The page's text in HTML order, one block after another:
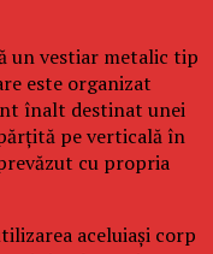
un vestiar metalic tip
este organizat
înalt destinat unei
pe verticală în
cu propria
aceluiași corp